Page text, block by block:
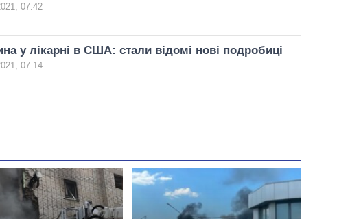
07:42
у лікарні в США: стали відомі нові подробиці
07:14